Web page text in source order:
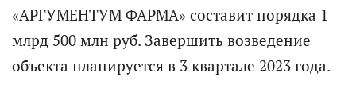
«АРГУМЕНТУМ ФАРМА» составит порядка 1
млрд 500 млн руб. Завершить возведение
объекта планируется в 3 квартале 2023 года.